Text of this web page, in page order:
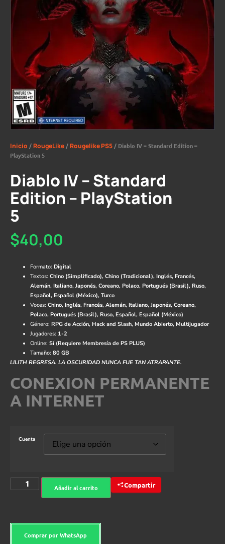
Inicio /RougeLike/Rougelike PS5/ Diablo IV – Standard Edition –
PlayStation 5
Diablo IV – Standard
Edition – PlayStation
5
$40,00
Formato: Digital
Textos: Chino (Simplificado), Chino (Tradicional), Inglés, Francés,
Alemán, Italiano, Japonés, Coreano, Polaco, Portugués (Brasil), Ruso,
Español, Español (México), Turco
Voces: Chino, Inglés, Francés, Alemán, Italiano, Japonés, Coreano,
Polaco, Portugués (Brasil), Ruso, Español, Español (México)
Género: RPG de Acción, Hack and Slash, Mundo Abierto, Multijugador
Jugadores: 1-2
Online: Sí (Requiere Membresía de PS PLUS)
Tamaño: 80 GB
LILITH REGRESA. LA OSCURIDAD NUNCA FUE TAN ATRAPANTE.
CONEXION PERMANENTE
A INTERNET
Cuenta
Añadir al carrito Compartir
Comprar por WhatsApp